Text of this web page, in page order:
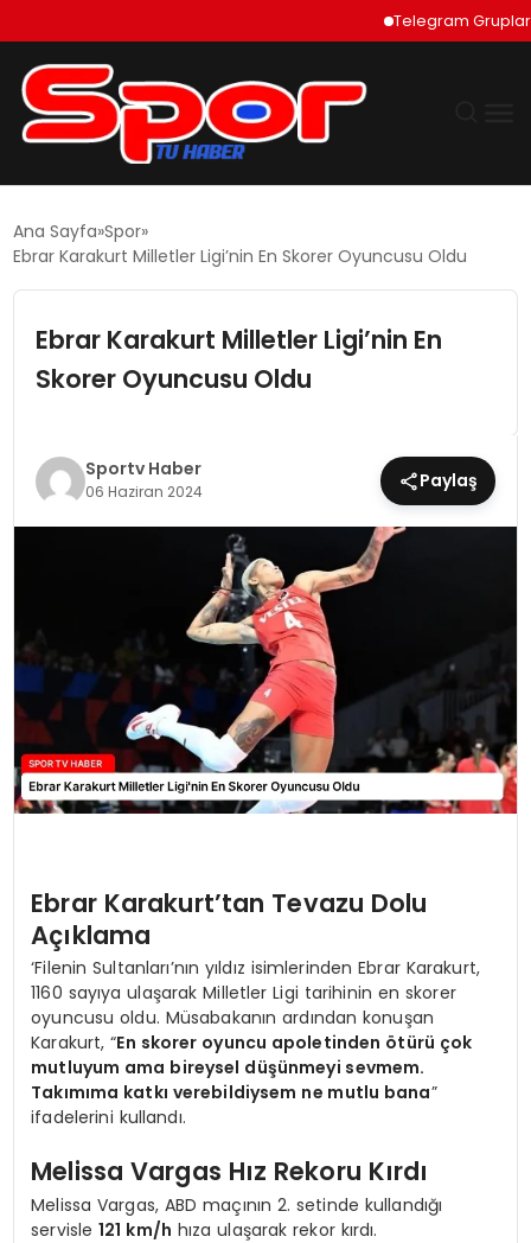
Telegram Grupları
EKONOMI
TEKNOLOJI
EĞITIM
SPOR
YAŞAM
Ana Sayfa Spor
Ebrar Karakurt Milletler Ligi’nin En Skorer Oyuncusu Oldu
Ebrar Karakurt Milletler Ligi’nin En
Skorer Oyuncusu Oldu
Sportv Haber
06 Haziran 2024 Paylaş
Ebrar Karakurt’tan Tevazu Dolu
Açıklama
‘Filenin Sultanları’nın yıldız isimlerinden Ebrar Karakurt,
1160 sayıya ulaşarak Milletler Ligi tarihinin en skorer
oyuncusu oldu. Müsabakanın ardından konuşan
Karakurt, “En skorer oyuncu apoletinden ötürü çok
mutluyum ama bireysel düşünmeyi sevmem.
Takımıma katkı verebildiysem ne mutlu bana”
ifadelerini kullandı.
Melissa Vargas Hız Rekoru Kırdı
Melissa Vargas, ABD maçının 2. setinde kullandığı
servisle121 km/h hıza ulaşarak rekor kırdı.